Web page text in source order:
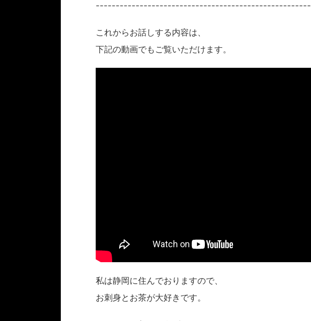
------------------------------------------------------
これからお話しする内容は、
下記の動画でもご覧いただけます。
私は静岡に住んでおりますので、
お刺身とお茶が大好きです。